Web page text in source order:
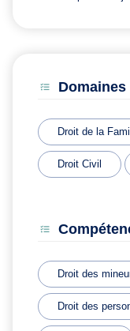
Droit de la
Droit Civil
Droit des
Droit des